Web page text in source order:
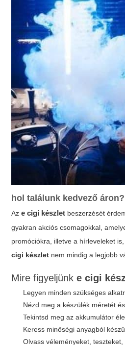
hol találunk kedvező áron?
Aze cigi készlet beszerzését
gyakran akciós csomagokkal,
promóciókra, illetve a hírleveleket
cigi készlet nem mindig a legjobb
Mire figyeljünke cigi
Legyen minden szükséges
Nézd meg a készülék méretét
Tekintsd meg az akkumulátor
Keress minőségi anyagból
Olvass véleményeket,